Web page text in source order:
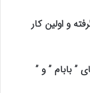
و اولین کار
بابام ” و ”